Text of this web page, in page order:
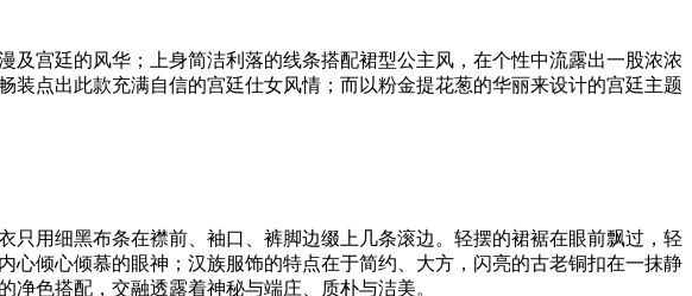
宫廷的风华；上身简洁利落的线条搭配裙型公主风，在个性中流露出一股浓浓
点出此款充满自信的宫廷仕女风情；而以粉金提花葱的华丽来设计的宫廷主题
用细黑布条在襟前、袖口、裤脚边缀上几条滚边。轻摆的裙裾在眼前飘过，轻
倾心倾慕的眼神；汉族服饰的特点在于简约、大方，闪亮的古老铜扣在一抹静
色搭配，交融透露着神秘与端庄、质朴与洁美。